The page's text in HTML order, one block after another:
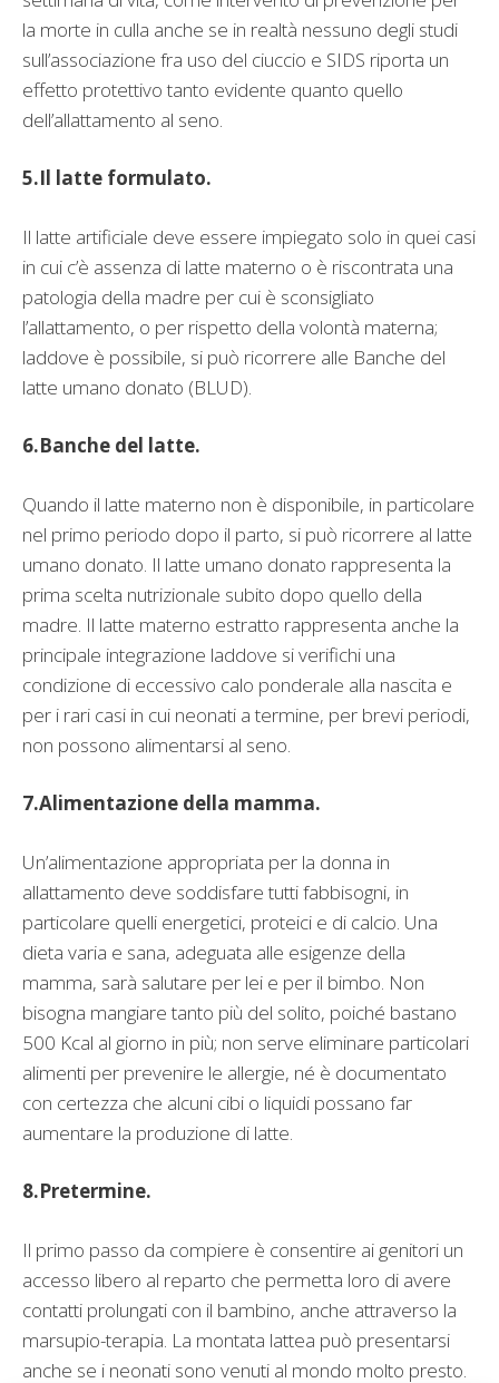
la morte in culla anche se in realtà nessuno degli studi
sull’associazione fra uso del ciuccio e SIDS riporta un
effetto protettivo tanto evidente quanto quello
dell’allattamento al seno.
5.Il latte formulato.
Il latte artificiale deve essere impiegato solo in quei casi
in cui c’è assenza di latte materno o è riscontrata una
patologia della madre per cui è sconsigliato
l’allattamento, o per rispetto della volontà materna;
laddove è possibile, si può ricorrere alle Banche del
latte umano donato (BLUD).
6.Banche del latte.
Quando il latte materno non è disponibile, in particolare
nel primo periodo dopo il parto, si può ricorrere al latte
umano donato. Il latte umano donato rappresenta la
prima scelta nutrizionale subito dopo quello della
madre. Il latte materno estratto rappresenta anche la
principale integrazione laddove si verifichi una
condizione di eccessivo calo ponderale alla nascita e
per i rari casi in cui neonati a termine, per brevi periodi,
non possono alimentarsi al seno.
7.Alimentazione della mamma.
Un’alimentazione appropriata per la donna in
allattamento deve soddisfare tutti fabbisogni, in
particolare quelli energetici, proteici e di calcio. Una
dieta varia e sana, adeguata alle esigenze della
mamma, sarà salutare per lei e per il bimbo. Non
bisogna mangiare tanto più del solito, poiché bastano
500 Kcal al giorno in più; non serve eliminare particolari
alimenti per prevenire le allergie, né è documentato
con certezza che alcuni cibi o liquidi possano far
aumentare la produzione di latte.
8.Pretermine.
Il primo passo da compiere è consentire ai genitori un
accesso libero al reparto che permetta loro di avere
contatti prolungati con il bambino, anche attraverso la
marsupio-terapia. La montata lattea può presentarsi
anche se i neonati sono venuti al mondo molto presto.